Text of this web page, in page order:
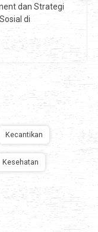
dan Strategi
di
Kecantikan
Kesehatan